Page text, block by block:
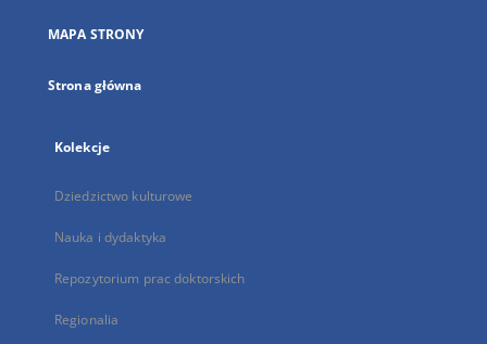
karcie
MAPA STRONY
Strona główna
Kolekcje
Dziedzictwo kulturowe
Nauka i dydaktyka
Repozytorium prac doktorskich
Regionalia